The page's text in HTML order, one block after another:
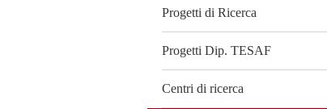
Progetti di Ricerca
Progetti Dip. TESAF
Centri di ricerca